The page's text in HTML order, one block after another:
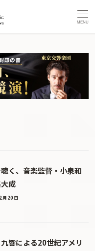
MENU
く、音楽監督・小泉和
成
月20日
響による20世紀アメリ